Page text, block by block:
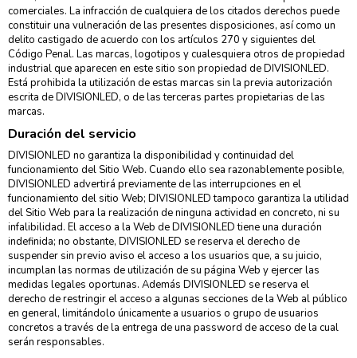
comerciales. La infracción de cualquiera de los citados derechos puede
constituir una vulneración de las presentes disposiciones, así como un
delito castigado de acuerdo con los artículos 270 y siguientes del
Código Penal. Las marcas, logotipos y cualesquiera otros de propiedad
industrial que aparecen en este sitio son propiedad de DIVISIONLED.
Está prohibida la utilización de estas marcas sin la previa autorización
escrita de DIVISIONLED, o de las terceras partes propietarias de las
marcas.
Duración del servicio
DIVISIONLED no garantiza la disponibilidad y continuidad del
funcionamiento del Sitio Web. Cuando ello sea razonablemente posible,
DIVISIONLED advertirá previamente de las interrupciones en el
funcionamiento del sitio Web; DIVISIONLED tampoco garantiza la utilidad
del Sitio Web para la realización de ninguna actividad en concreto, ni su
infalibilidad. El acceso a la Web de DIVISIONLED tiene una duración
indefinida; no obstante, DIVISIONLED se reserva el derecho de
suspender sin previo aviso el acceso a los usuarios que, a su juicio,
incumplan las normas de utilización de su página Web y ejercer las
medidas legales oportunas. Además DIVISIONLED se reserva el
derecho de restringir el acceso a algunas secciones de la Web al público
en general, limitándolo únicamente a usuarios o grupo de usuarios
concretos a través de la entrega de una password de acceso de la cual
serán responsables.